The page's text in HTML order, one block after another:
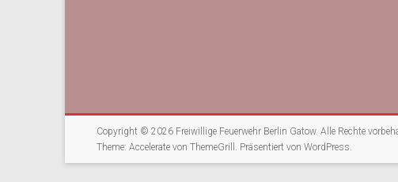
Copyright © 2026 Freiwillige Feuerwehr Berlin Gatow. Alle Rechte
Theme: Accelerate von ThemeGrill. Präsentiert von WordPress.